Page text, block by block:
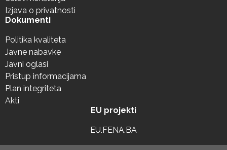
Izjava o privatnosti
Dokumenti
Politika kvaliteta
Javne nabavke
Javni oglasi
Pristup informacijama
Plan integriteta
Akti
EU projekti
EU.FENA.BA